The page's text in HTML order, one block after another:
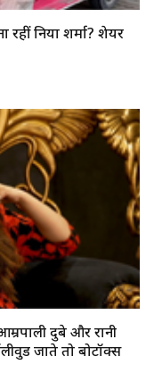
रहीं निया शर्मा? शेयर
दुबे और रानी
जाते तो बोटॉक्स